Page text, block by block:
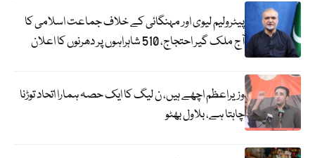
پیٹرولیم لیوی اور مہنگائی کے خلاف جماعت اسلامی کا
آج ملک گیر احتجاج، 510 شاہراہوں پر دھرنوں کا اعلان
وزیراعظم اچھے ہیں، ن لیگ کا ایک حصہ ہمارا اتحاد توڑنا
چاہتا ہے، بلاول بھٹو